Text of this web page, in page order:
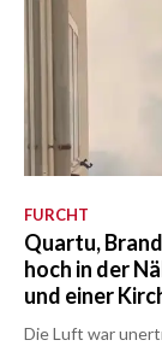
FURCHT
Quartu,
hoch in der
und einer
Die Luft war